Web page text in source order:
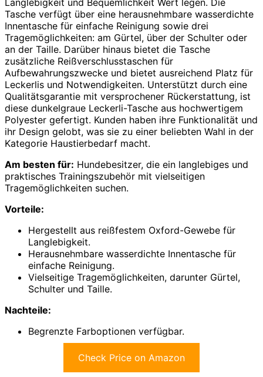
Tasche verfügt über eine herausnehmbare wasserdichte
Innentasche für einfache Reinigung sowie drei
Tragemöglichkeiten: am Gürtel, über der Schulter oder
an der Taille. Darüber hinaus bietet die Tasche
zusätzliche Reißverschlusstaschen für
Aufbewahrungszwecke und bietet ausreichend Platz für
Leckerlis und Notwendigkeiten. Unterstützt durch eine
Qualitätsgarantie mit versprochener Rückerstattung, ist
diese dunkelgraue Leckerli-Tasche aus hochwertigem
Polyester gefertigt. Kunden haben ihre Funktionalität und
ihr Design gelobt, was sie zu einer beliebten Wahl in der
Kategorie Haustierbedarf macht.
Am besten für: Hundebesitzer, die ein langlebiges und
praktisches Trainingszubehör mit vielseitigen
Tragemöglichkeiten suchen.
Vorteile:
Hergestellt aus reißfestem Oxford-Gewebe für
Langlebigkeit.
Herausnehmbare wasserdichte Innentasche für
einfache Reinigung.
Vielseitige Tragemöglichkeiten, darunter Gürtel,
Schulter und Taille.
Nachteile:
Begrenzte Farboptionen verfügbar.
Check Price on Amazon